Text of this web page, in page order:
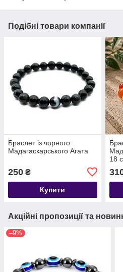
Подібні товари компанії
Браслет із чорного
Мадагаскарського Агата
250 ₴
Купити
18
Акційні пропозиції та
–9%